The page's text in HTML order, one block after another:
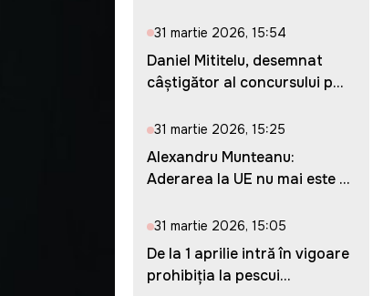
31 martie 2026, 15:54
Daniel Mititelu, desemnat
câștigător al concursului p...
31 martie 2026, 15:25
Alexandru Munteanu:
Aderarea la UE nu mai este o
31 martie 2026, 15:05
De la 1 aprilie intră în vigoare
prohibiția la pescui...